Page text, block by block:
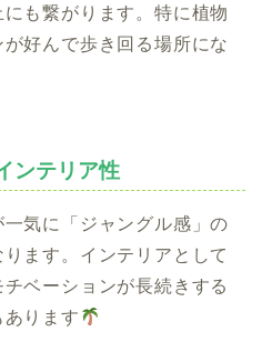
も繋がります。特に植物
好んで歩き回る場所にな
ンテリア性
気に「ジャングル感」の
ます。インテリアとして
ベーションが長続きする
ります